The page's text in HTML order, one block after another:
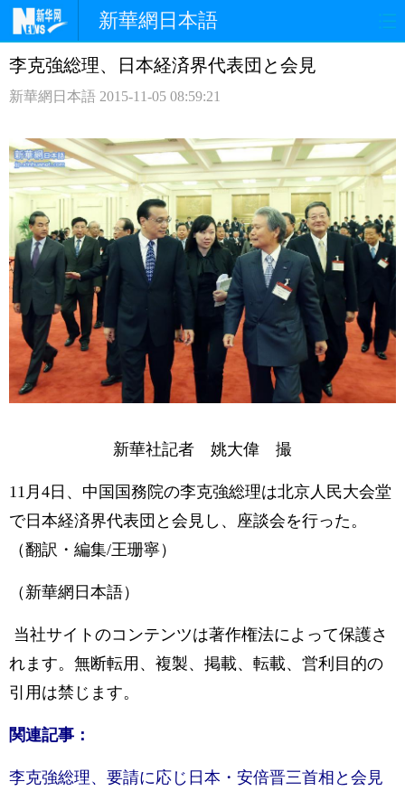
新華網日本語
ホームページ 政治
観光 評論 写真
中日対訳
李克強総理、日本経済界代表団と会見
新華網日本語 2015-11-05 08:59:21
新華社記者 姚大偉 撮
11月4日、中国国務院の李克強総理は北京人民大会堂
で日本経済界代表団と会見し、座談会を行った。
（翻訳・編集/王珊寧）
（新華網日本語）
当社サイトのコンテンツは著作権法によって保護さ
れます。無断転用、複製、掲載、転載、営利目的の
引用は禁じます。
関連記事：
李克強総理、要請に応じ日本・安倍晋三首相と会見